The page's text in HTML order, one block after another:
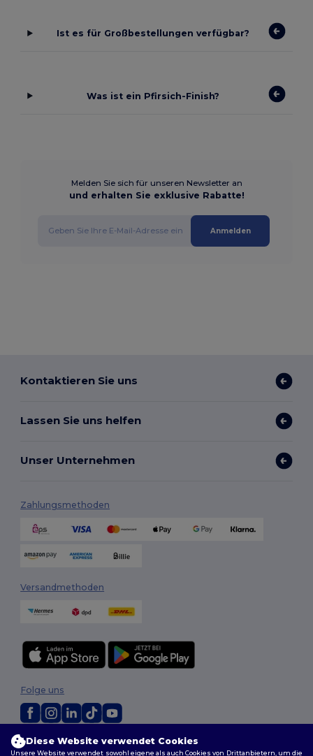
Ist es für Großbestellungen verfügbar?
Was ist ein Pfirsich-Finish?
Melden Sie sich für unseren Newsletter an
und erhalten Sie exklusive Rabatte!
Anmelden
Kontaktieren Sie uns
Lassen Sie uns helfen
Unser Unternehmen
Zahlungsmethoden
Versandmethoden
2026. Alle Rechte vorbehalten
Folge uns
Diese Website verwendet Cookies
Unsere Website verwendet sowohl eigene als auch Cookies von Drittanbietern, um die